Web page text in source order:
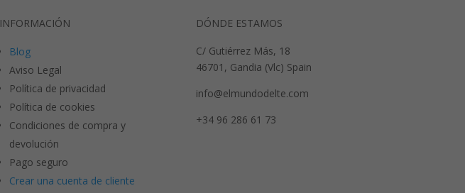
INFORMACIÓN
Blog
Aviso Legal
Política de privacidad
Política de cookies
Condiciones de compra y
devolución
Pago seguro
Crear una cuenta de cliente
DÓNDE ESTAMOS
C/ Gutiérrez Más, 18
46701, Gandia (Vlc) Spain
info@elmundodelte.com
+34 96 286 61 73